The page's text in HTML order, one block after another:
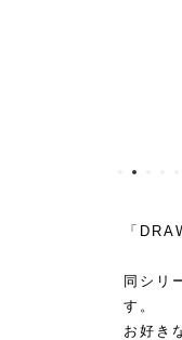
「
同シリ
す。
お好き